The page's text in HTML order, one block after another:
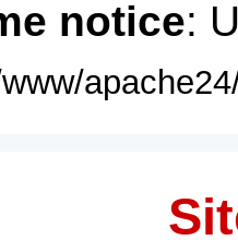
notice: